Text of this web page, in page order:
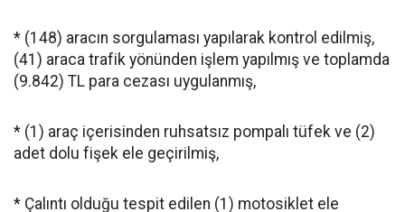
* (148) aracın sorgulaması yapılarak kontrol edilmiş,
(41) araca trafik yönünden işlem yapılmış ve toplamda
(9.842) TL para cezası uygulanmış,
* (1) araç içerisinden ruhsatsız pompalı tüfek ve (2)
adet dolu fişek ele geçirilmiş,
* Çalıntı olduğu tespit edilen (1) motosiklet ele